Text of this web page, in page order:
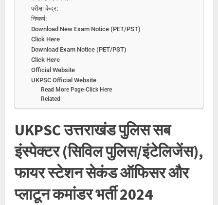
परीक्षा केंद्र:
निष्कर्ष:
Download New Exam Notice (PET/PST)
Click Here
Download Exam Notice (PET/PST)
Click Here
Official Website
UKPSC Official Website
Read More Page-Click Here
Related
UKPSC उत्तराखंड पुलिस सब
इंस्पेक्टर (सिविल पुलिस/इंटेलिजेंस),
फायर स्टेशन सेकंड ऑफिसर और
प्लाटून कमांडर भर्ती 2024